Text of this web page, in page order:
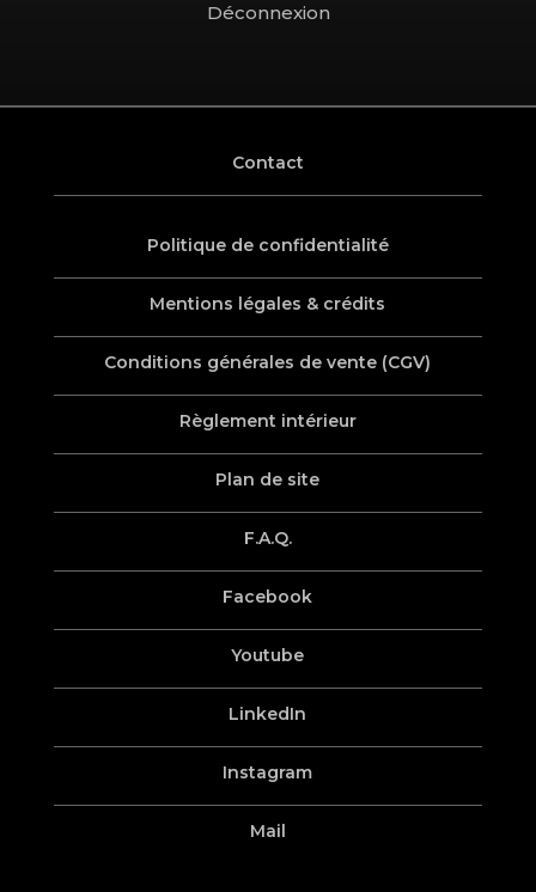
Déconnexion
Contact
Politique de confidentialité
Mentions légales & crédits
Conditions générales de vente (CGV)
Règlement intérieur
Plan de site
F.A.Q.
Facebook
Youtube
LinkedIn
Instagram
Mail